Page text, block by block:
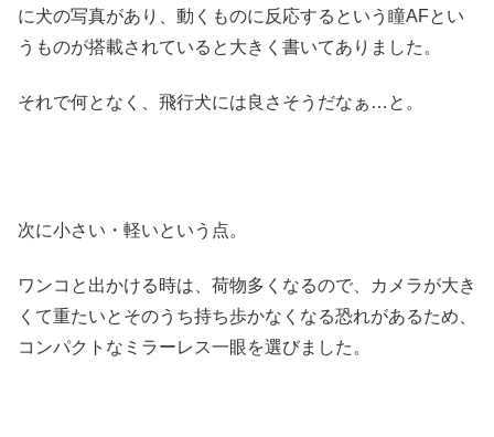
に犬の写真があり、動くものに反応するという瞳AFとい
うものが搭載されていると大きく書いてありました。
それで何となく、飛行犬には良さそうだなぁ…と。
次に小さい・軽いという点。
ワンコと出かける時は、荷物多くなるので、カメラが大き
くて重たいとそのうち持ち歩かなくなる恐れがあるため、
コンパクトなミラーレス一眼を選びました。